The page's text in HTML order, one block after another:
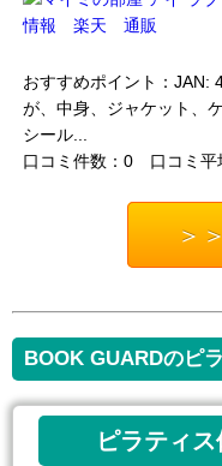
おすすめポイント：JAN:
が、中身、ジャケット、
シール...
口コミ件数：0 口コミ平
＞
BOOK GUARDのピ
ピラティ